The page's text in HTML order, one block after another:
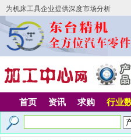
为机床工具企业提供深度市场
首页 资讯 求购 行业